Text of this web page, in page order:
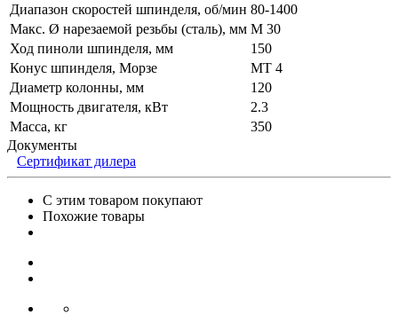
Диапазон скоростей шпинделя, об/мин 80-1400
Макс. Ø нарезаемой резьбы (сталь), мм M 30
Ход пиноли шпинделя, мм
150
Конус шпинделя, Морзе
MT 4
Диаметр колонны, мм
120
Мощность двигателя, кВт
2.3
Масса, кг
350
Документы
Сертификат дилера
С этим товаром покупают
Похожие товары